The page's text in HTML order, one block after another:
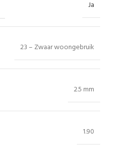
Ja
23 – Zwaar woongebruik
2.5 mm
1.90